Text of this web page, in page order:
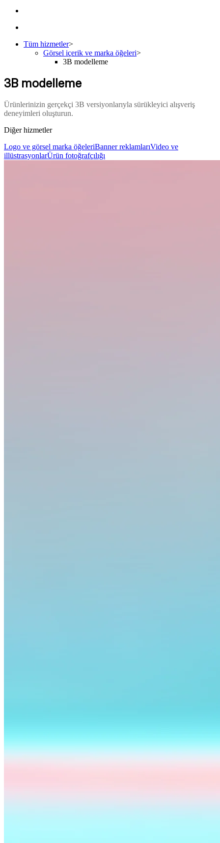
Tüm hizmetler>
Görsel içerik ve marka öğeleri>
3B modelleme
3B modelleme
Ürünlerinizin gerçekçi 3B versiyonlarıyla sürükleyici alışveriş
deneyimleri oluşturun.
Diğer hizmetler
Logo ve görsel marka öğeleriBanner reklamlarıVideo ve
illüstrasyonlarÜrün fotoğrafçılığı